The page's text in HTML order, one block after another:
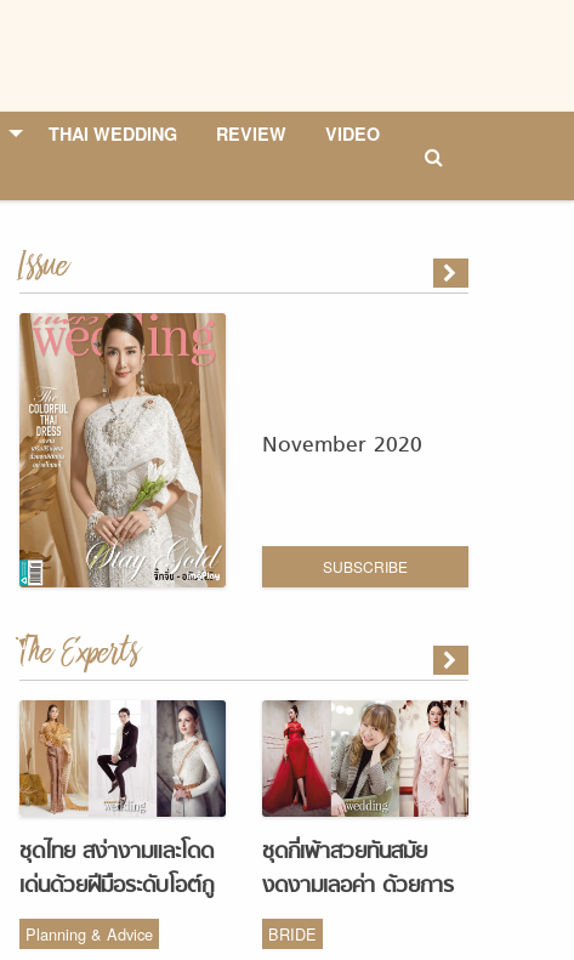
THAI WEDDING REVIEW
VIDEO
Issue
November 2020
SUBSCRIBE
The Experts
ชุดไทย สง่างามและโดด
เด่นด้วยฝีมือระดับโอต์กู
ตูร์ จากห้องเสื้อ Vanus
Planning & Advice
ชุดกี่เพ้าสวยทันสมัย
งดงามเลอค่า ด้วยการ
รังสรรค์จากห้องเสื้อ
BRIDE